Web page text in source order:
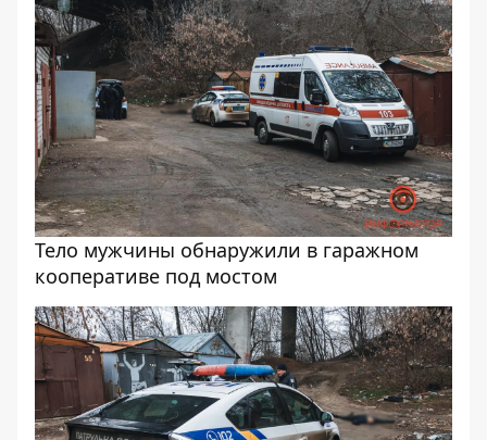
Тело мужчины обнаружили в гаражном
кооперативе под мостом